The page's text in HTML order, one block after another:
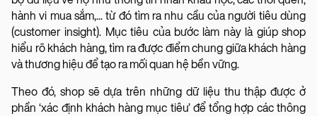
hành vi mua sắm,... từ đó tìm ra nhu cầu của người tiêu dùng
(customer insight). Mục tiêu của bước làm này là giúp shop
hiểu rõ khách hàng, tìm ra được điểm chung giữa khách hàng
và thương hiệu để tạo ra mối quan hệ bền vững.
Theo đó, shop sẽ dựa trên những dữ liệu thu thập được ở
phần ‘xác định khách hàng mục tiêu’ để tổng hợp các thông